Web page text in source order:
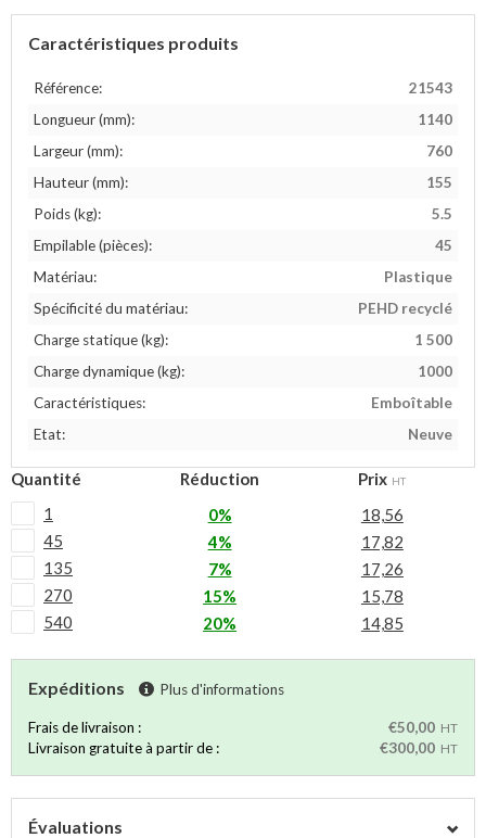
Caractéristiques produits
Référence:
21543
Longueur (mm):
1140
Largeur (mm):
760
Hauteur (mm):
155
Poids (kg):
5.5
Empilable (pièces):
45
Matériau:
Plastique
Spécificité du matériau:
PEHD recyclé
Charge statique (kg):
1 500
Charge dynamique (kg):
1000
Caractéristiques:
Emboîtable
Etat:
Neuve
Quantité Réduction Prix HT
1 0%
18,56
45
4%
17,82
135
7%
17,26
270
15%
15,78
540
20% 14,85
Expéditions Plus d'informations
Frais de livraison : €50,00 HT
Livraison gratuite à partir de : €300,00 HT
Évaluations